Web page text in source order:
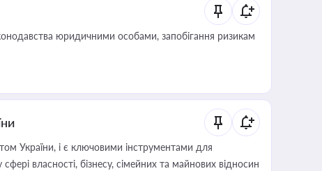
юридичними особами, запобігання ризикам
України, і є ключовими інструментами для
власності, бізнесу, сімейних та майнових відносин